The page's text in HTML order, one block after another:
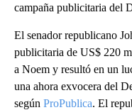
campaña publicitaria del
El senador republicano
publicitaria de US$ 220
a Noem y resultó en un
una ahora exvocera del
según ProPublica. El